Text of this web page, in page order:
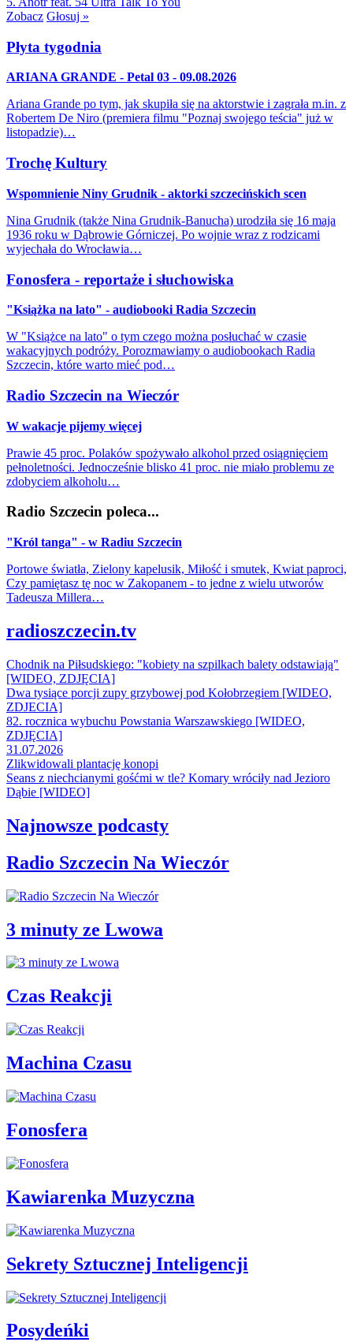
Zobacz Głosuj »
Płyta tygodnia
ARIANA GRANDE - Petal 03 - 09.08.2026
Ariana Grande po tym, jak skupiła się na aktorstwie i zagrała m.in. z
Robertem De Niro (premiera filmu "Poznaj swojego teścia" już w
listopadzie)…
Trochę Kultury
Wspomnienie Niny Grudnik - aktorki szczecińskich scen
Nina Grudnik (także Nina Grudnik-Banucha) urodziła się 16 maja
1936 roku w Dąbrowie Górniczej. Po wojnie wraz z rodzicami
wyjechała do Wrocławia…
Fonosfera - reportaże i słuchowiska
"Książka na lato" - audiobooki Radia Szczecin
W "Książce na lato" o tym czego można posłuchać w czasie
wakacyjnych podróży. Porozmawiamy o audiobookach Radia
Szczecin, które warto mieć pod…
Radio Szczecin na Wieczór
W wakacje pijemy więcej
Prawie 45 proc. Polaków spożywało alkohol przed osiągnięciem
pełnoletności. Jednocześnie blisko 41 proc. nie miało problemu ze
zdobyciem alkoholu…
Radio Szczecin poleca...
"Król tanga" - w Radiu Szczecin
Portowe światła, Zielony kapelusik, Miłość i smutek, Kwiat paproci,
Czy pamiętasz tę noc w Zakopanem - to jedne z wielu utworów
Tadeusza Millera…
radioszczecin.tv
Chodnik na Piłsudskiego: "kobiety na szpilkach balety odstawiają"
[WIDEO, ZDJĘCIA]
Dwa tysiące porcji zupy grzybowej pod Kołobrzegiem [WIDEO,
ZDJECIA]
82. rocznica wybuchu Powstania Warszawskiego [WIDEO,
ZDJĘCIA]
31.07.2026
Zlikwidowali plantację konopi
Seans z niechcianymi gośćmi w tle? Komary wróciły nad Jezioro
Dąbie [WIDEO]
Najnowsze podcasty
Radio Szczecin Na Wieczór
3 minuty ze Lwowa
Czas Reakcji
Machina Czasu
Fonosfera
Kawiarenka Muzyczna
Sekrety Sztucznej Inteligencji
Posydeńki